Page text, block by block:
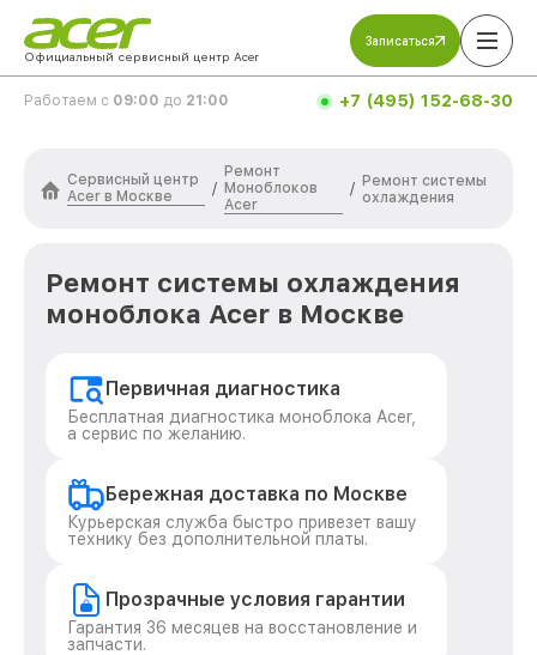
Официальный сервисный центр Acer
Записаться
Работаем с 09:00 до 21:00 +7 (495) 152-68-30
Сервисный центр
Acer в Москве
/
Ремонт
Моноблоков
Acer
/ Ремонт системы
охлаждения
Ремонт системы охлаждения
моноблока Acer в Москве
Первичная диагностика
Бесплатная диагностика моноблока Acer,
а сервис по желанию.
Бережная доставка по Москве
Курьерская служба быстро привезет вашу
технику без дополнительной платы.
Прозрачные условия гарантии
Гарантия 36 месяцев на восстановление и
запчасти.